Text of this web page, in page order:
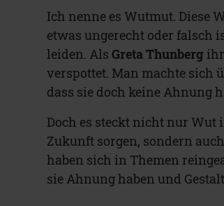
Ich nenne es Wutmut. Diese
etwas ungerecht oder falsch
leiden. AlsGreta Thunberg
verspottet. Man machte sich
dass sie doch keine Ahnung
Doch es steckt nicht nur
Zukunft sorgen, sondern
haben sich in Themen
sie Ahnung haben und